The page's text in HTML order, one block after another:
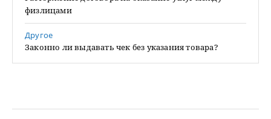
физлицами
Другое
Законно ли выдавать чек без указания товара?